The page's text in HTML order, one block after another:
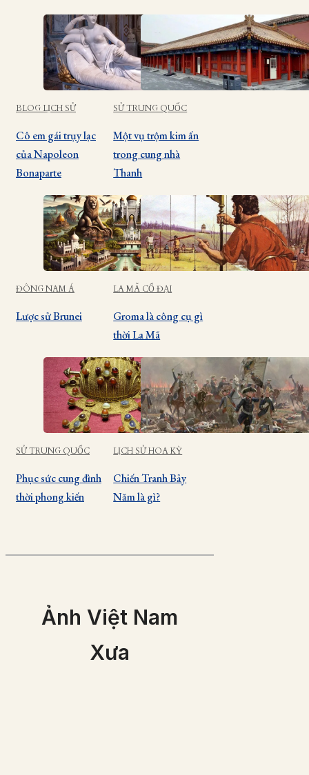
BLOG LỊCH SỬ
Cô em gái trụy lạc
của Napoleon
Bonaparte
SỬ TRUNG QUỐC
Một vụ trộm kim ấn
trong cung nhà
Thanh
ĐÔNG NAM Á
Lược sử Brunei
LA MÃ CỔ ĐẠI
Groma là công cụ gì
thời La Mã
SỬ TRUNG QUỐC
Phục sức cung đình
thời phong kiến
LỊCH SỬ HOA KỲ
Chiến Tranh Bảy
Năm là gì?
Ảnh Việt Nam
Xưa